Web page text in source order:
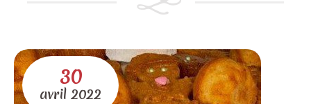
30
avril 2022